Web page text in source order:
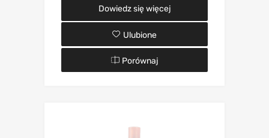
Dowiedz się więcej
Ulubione
Porównaj